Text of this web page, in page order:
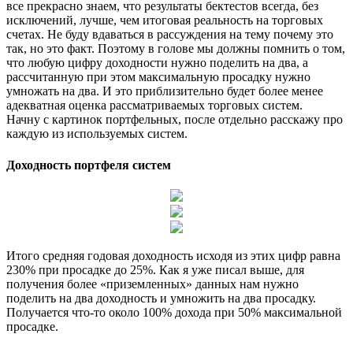
все прекрасно знаем, что результаты бектестов всегда, без
исключений, лучше, чем итоговая реальность на торговых
счетах. Не буду вдаваться в рассуждения на тему почему это
так, но это факт. Поэтому в голове мы должны помнить о том,
что любую цифру доходности нужно поделить на два, а
рассчитанную при этом максимальную просадку нужно
умножать на два. И это приблизительно будет более менее
адекватная оценка рассматриваемых торговых систем.
Начну с картинок портфельных, после отдельно расскажу про
каждую из используемых систем.
Доходность портфеля систем
Итого средняя годовая доходность исходя из этих цифр равна
230% при просадке до 25%. Как я уже писал выше, для
получения более «приземленных» данных нам нужно
поделить на два доходность и умножить на два просадку.
Получается что-то около 100% дохода при 50% максимальной
просадке.